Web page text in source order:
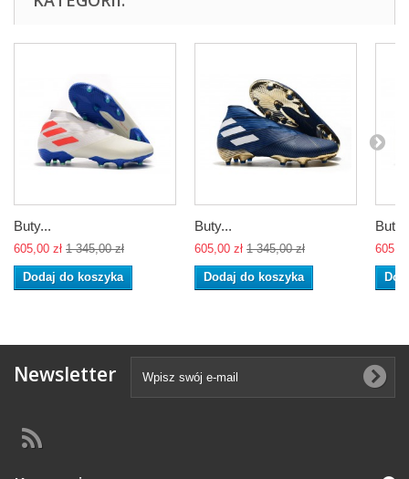
Buty...
605,00 zł 1 345,00 zł
Dodaj do koszyka
Buty...
605,00 zł 1 345,00 zł
Dodaj do koszyka
Newsletter